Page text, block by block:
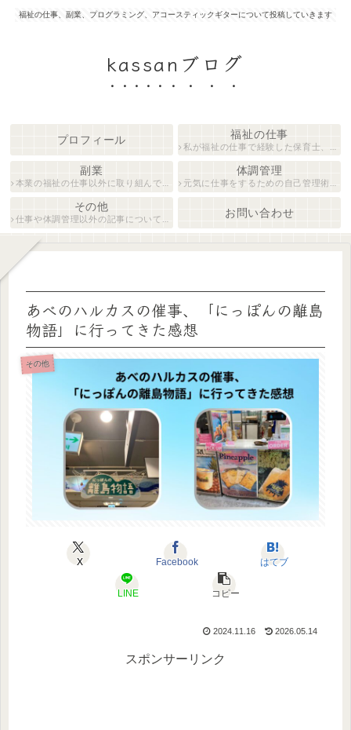
福祉の仕事、副業、プログラミング、アコースティックギターについて投稿していきます
kassanブログ
プロフィール 福祉の仕事
私が福祉の仕事で経験した保育士、障がい者生活支援員について紹介します。
副業
本業の福祉の仕事以外に取り組んでいる仕事について紹介します。
体調管理
元気に仕事をするための自己管理術について説明します。
その他
仕事や体調管理以外の記事について執筆しています。
お問い合わせ
あべのハルカスの催事、「にっぽんの離島
物語」に行ってきた感想
その他
X Facebook はてブ
LINE コピー
2024.11.16 2026.05.14
スポンサーリンク